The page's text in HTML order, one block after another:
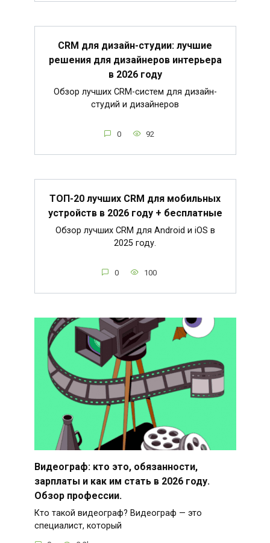
CRM для дизайн-студии: лучшие
решения для дизайнеров интерьера
в 2026 году
Обзор лучших CRM-систем для дизайн-
студий и дизайнеров
0 92
ТОП-20 лучших CRM для мобильных
устройств в 2026 году + бесплатные
Обзор лучших CRM для Android и iOS в
2025 году.
0 100
Видеограф: кто это, обязанности,
зарплаты и как им стать в 2026 году.
Обзор профессии.
Кто такой видеограф? Видеограф — это
специалист, который